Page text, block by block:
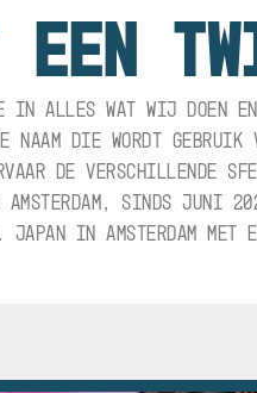
EEN
IN ALLES WAT WIJ DOEN
DIE WORDT GEBRUIK
DE VERSCHILLENDE
SINDS JUNI
IN AMSTERDAM MET